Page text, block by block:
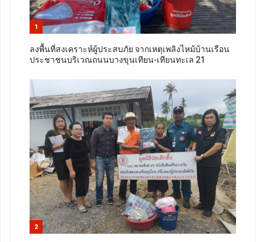
1
ลงพื้นที่สงเคราะห์ผู้ประสบภัย จากเหตุเพลิงไหม้บ้านเรือน
ประชาชนบริเวณถนนบางขุนเทียน-เทียนทะเล 21
2